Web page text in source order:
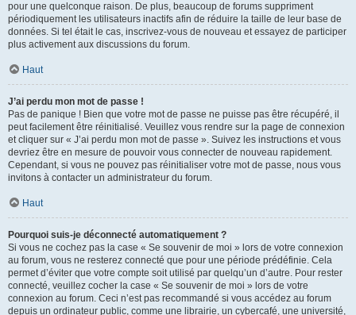
pour une quelconque raison. De plus, beaucoup de forums suppriment
périodiquement les utilisateurs inactifs afin de réduire la taille de leur base de
données. Si tel était le cas, inscrivez-vous de nouveau et essayez de participer
plus activement aux discussions du forum.
Haut
J’ai perdu mon mot de passe !
Pas de panique ! Bien que votre mot de passe ne puisse pas être récupéré, il
peut facilement être réinitialisé. Veuillez vous rendre sur la page de connexion
et cliquer sur « J’ai perdu mon mot de passe ». Suivez les instructions et vous
devriez être en mesure de pouvoir vous connecter de nouveau rapidement.
Cependant, si vous ne pouvez pas réinitialiser votre mot de passe, nous vous
invitons à contacter un administrateur du forum.
Haut
Pourquoi suis-je déconnecté automatiquement ?
Si vous ne cochez pas la case « Se souvenir de moi » lors de votre connexion
au forum, vous ne resterez connecté que pour une période prédéfinie. Cela
permet d’éviter que votre compte soit utilisé par quelqu’un d’autre. Pour rester
connecté, veuillez cocher la case « Se souvenir de moi » lors de votre
connexion au forum. Ceci n’est pas recommandé si vous accédez au forum
depuis un ordinateur public, comme une librairie, un cybercafé, une université,